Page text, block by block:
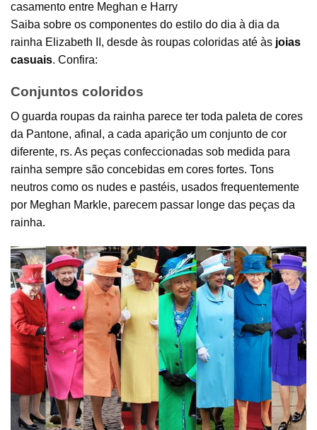
casamento entre Meghan e Harry
Saiba sobre os componentes do estilo do dia à dia da
rainha Elizabeth II, desde às roupas coloridas até às joias
casuais. Confira:
Conjuntos coloridos
O guarda roupas da rainha parece ter toda paleta de cores
da Pantone, afinal, a cada aparição um conjunto de cor
diferente, rs. As peças confeccionadas sob medida para
rainha sempre são concebidas em cores fortes. Tons
neutros como os nudes e pastéis, usados frequentemente
por Meghan Markle, parecem passar longe das peças da
rainha.